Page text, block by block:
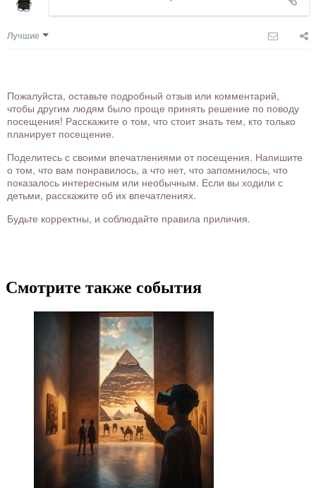
Лучшие
Пожалуйста, оставьте подробный отзыв или комментарий,
чтобы другим людям было проще принять решение по поводу
посещения! Расскажите о том, что стоит знать тем, кто только
планирует посещение.
Поделитесь с своими впечатлениями от посещения. Напишите
о том, что вам понравилось, а что нет, что запомнилось, что
показалось интересным или необычным. Если вы ходили с
детьми, расскажите об их впечатлениях.
Будьте корректны, и соблюдайте правила приличия.
Смотрите также события